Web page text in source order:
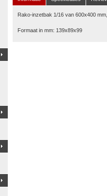
Rako-inzetbak 1/16 van 600x400
Formaat in mm: 139x89x99